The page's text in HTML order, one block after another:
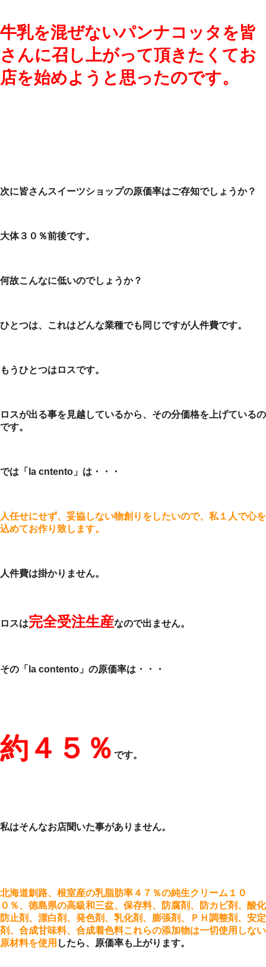
牛乳を混ぜないパンナコッタを皆
さんに召し上がって頂きたくてお
店を始めようと思ったのです。
次に皆さんスイーツショップの原価率はご存知でしょうか？
大体３０％前後です。
何故こんなに低いのでしょうか？
ひとつは、これはどんな業種でも同じですが人件費です。
もうひとつはロスです。
ロスが出る事を見越しているから、その分価格を上げているの
です。
では「la cntento」は・・・
人任せにせず、妥協しない物創りをしたいので、私１人で心を
込めてお作り致します。
人件費は掛かりません。
ロスは完全受注生産なので出ません。
その「la contento」の原価率は・・・
約４５％ です。
私はそんなお店聞いた事がありません。
北海道釧路、根室産の乳脂肪率４７％の純生クリーム１０
０％、徳島県の高級和三盆、保存料、防腐剤、防カビ剤、酸化
防止剤、漂白剤、発色剤、乳化剤、膨張剤、ＰＨ調整剤、安定
剤、合成甘味料、合成着色料これらの添加物は一切使用しない
原材料を使用 したら、原価率も上がります。